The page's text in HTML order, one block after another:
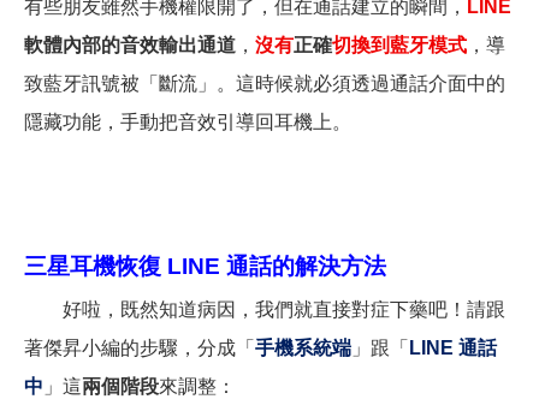
有些朋友雖然手機權限開了，但在通話建立的瞬間， LINE
軟體內部的音效輸出通道 ， 沒有正確切換到藍牙模式 ，導
致藍牙訊號被「斷流」。這時候就必須透過通話介面中的
隱藏功能，手動把音效引導回耳機上。
三星耳機恢復 LINE 通話的解決方法
好啦，既然知道病因，我們就直接對症下藥吧！請跟
著傑昇小編的步驟，分成「 手機系統端 」跟「 LINE 通話
中 」這兩個階段來調整：